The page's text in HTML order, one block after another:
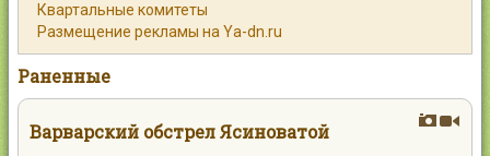
Помощь
Контакты
Квартальные комитеты
Размещение рекламы на Ya-dn.ru
Раненные
Варварский обстрел Ясиноватой